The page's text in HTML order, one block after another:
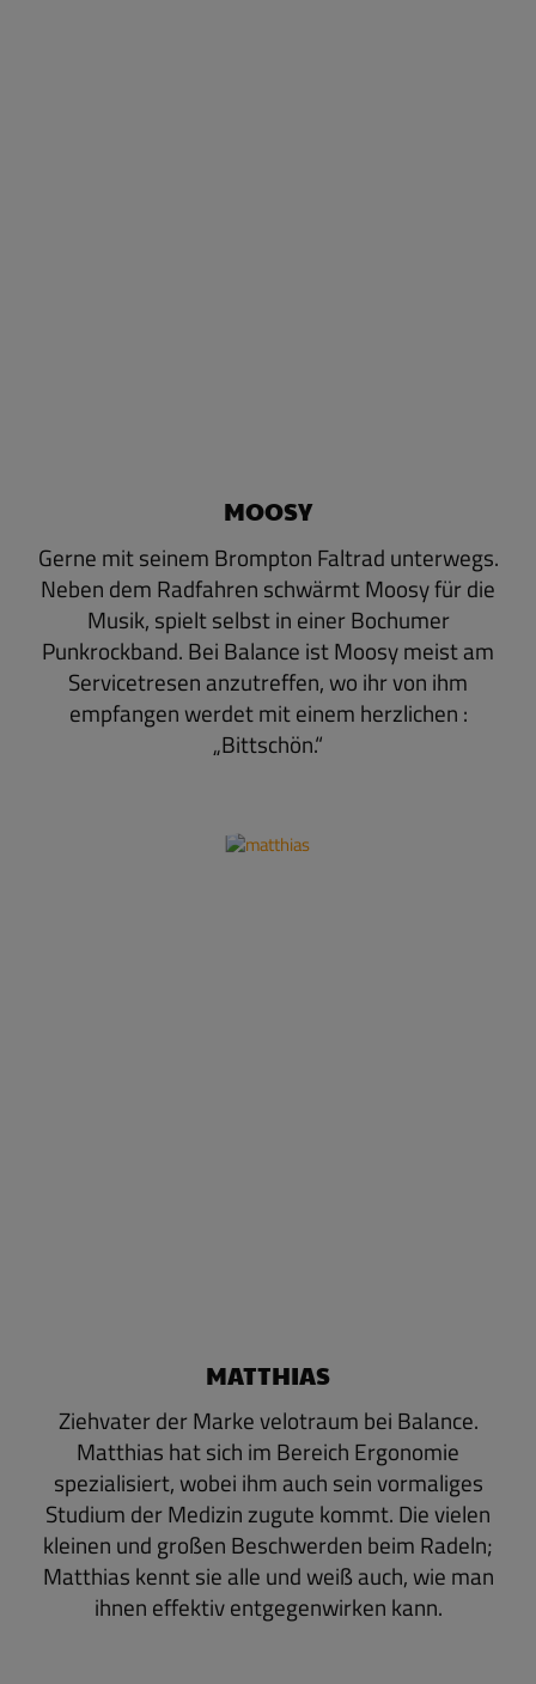
MOOSY
Gerne mit seinem Brompton Faltrad unterwegs.
Neben dem Radfahren schwärmt Moosy für die
Musik, spielt selbst in einer Bochumer
Punkrockband. Bei Balance ist Moosy meist am
Servicetresen anzutreffen, wo ihr von ihm
empfangen werdet mit einem herzlichen :
„Bittschön.“
MATTHIAS
Ziehvater der Marke velotraum bei Balance.
Matthias hat sich im Bereich Ergonomie
spezialisiert, wobei ihm auch sein vormaliges
Studium der Medizin zugute kommt. Die vielen
kleinen und großen Beschwerden beim Radeln;
Matthias kennt sie alle und weiß auch, wie man
ihnen effektiv entgegenwirken kann.